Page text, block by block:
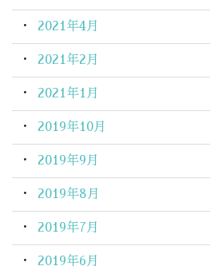
2021年4月
2021年2月
2021年1月
2019年10月
2019年9月
2019年8月
2019年7月
2019年6月